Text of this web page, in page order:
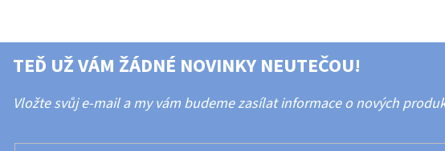
TEĎ UŽ VÁM ŽÁDNÉ NOVINKY NEUTEČOU!
Vložte svůj e-mail a my vám budeme zasílat informace o nových